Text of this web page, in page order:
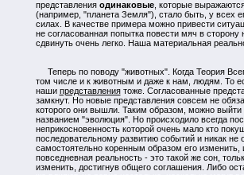
представления одинаковые, которые
(например, "планета Земля"), стало быть, у всех
силах. В качестве примера можно привести
не согласованная попытка повести мяч в
сдвинуть очень легко. Наша материальная
Теперь по поводу "животных". Когда Теория
том числе и к животным и даже к нам, людям. То
наши представлениятоже. Согласованные
замкнут. Но новые представления совсем не
которого они вышли. Таким образом, можно выйти
названием "эволюция". Но происходило всегда
неприкосновенность которой очень мало кто
последовательному развитию событий и никак
самостоятельно коренным образом его
повседневная реальность - это такой же сон,
изменить, достигнув общего соглашения. Либо